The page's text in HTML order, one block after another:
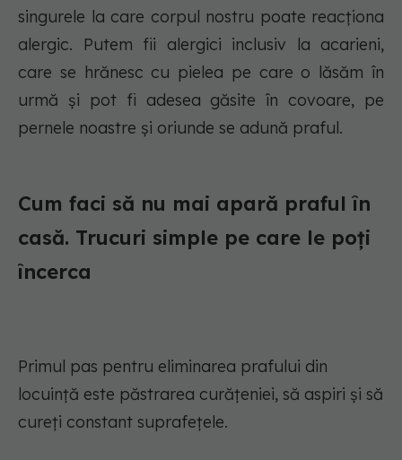
singurele la care corpul nostru poate reacționa
alergic. Putem fii alergici inclusiv la acarieni,
care se hrănesc cu pielea pe care o lăsăm în
urmă și pot fi adesea găsite în covoare, pe
pernele noastre și oriunde se adună praful.
Cum faci să nu mai apară praful în
casă. Trucuri simple pe care le poți
încerca
Primul pas pentru eliminarea prafului din
locuință este păstrarea curățeniei, să aspiri și să
cureți constant suprafețele.